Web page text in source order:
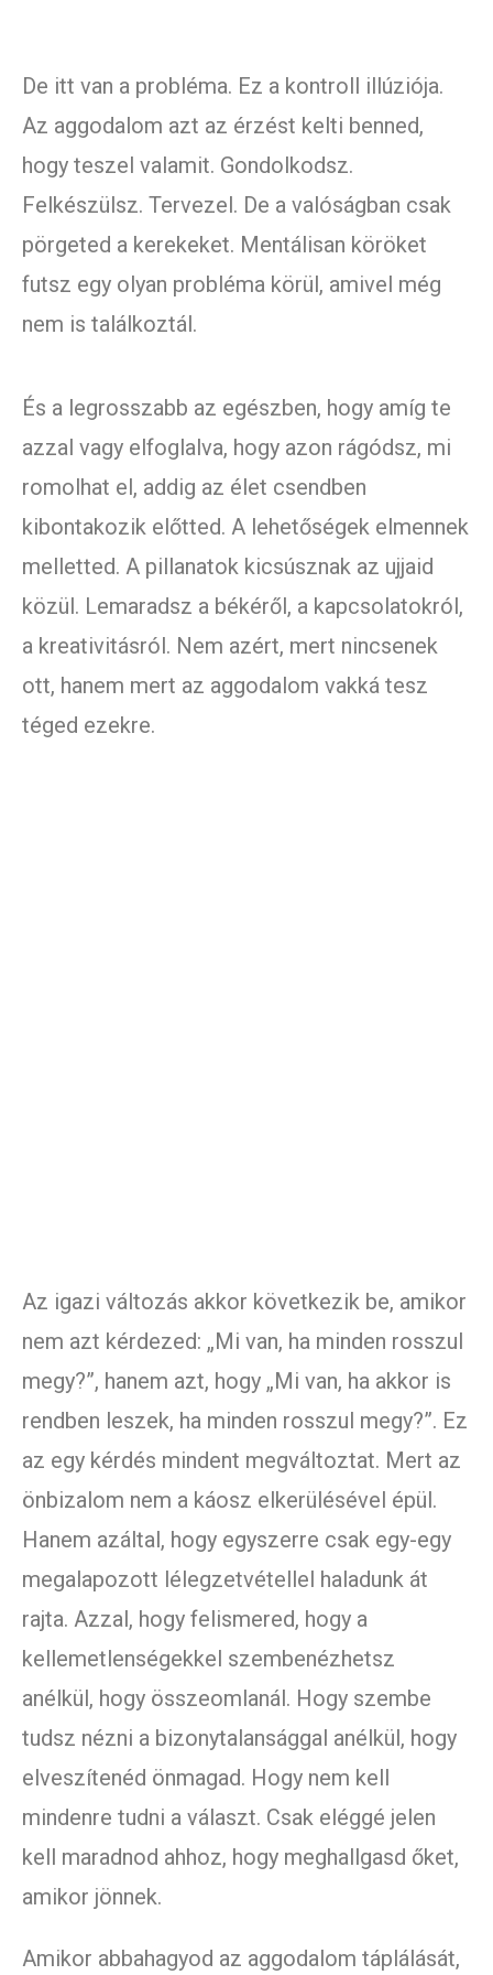
De itt van a probléma. Ez a kontroll illúziója.
Az aggodalom azt az érzést kelti benned,
hogy teszel valamit. Gondolkodsz.
Felkészülsz. Tervezel. De a valóságban csak
pörgeted a kerekeket. Mentálisan köröket
futsz egy olyan probléma körül, amivel még
nem is találkoztál.
És a legrosszabb az egészben, hogy amíg te
azzal vagy elfoglalva, hogy azon rágódsz, mi
romolhat el, addig az élet csendben
kibontakozik előtted. A lehetőségek elmennek
melletted. A pillanatok kicsúsznak az ujjaid
közül. Lemaradsz a békéről, a kapcsolatokról,
a kreativitásról. Nem azért, mert nincsenek
ott, hanem mert az aggodalom vakká tesz
téged ezekre.
Az igazi változás akkor következik be, amikor
nem azt kérdezed: „Mi van, ha minden rosszul
megy?”, hanem azt, hogy „Mi van, ha akkor is
rendben leszek, ha minden rosszul megy?”. Ez
az egy kérdés mindent megváltoztat. Mert az
önbizalom nem a káosz elkerülésével épül.
Hanem azáltal, hogy egyszerre csak egy-egy
megalapozott lélegzetvétellel haladunk át
rajta. Azzal, hogy felismered, hogy a
kellemetlenségekkel szembenézhetsz
anélkül, hogy összeomlanál. Hogy szembe
tudsz nézni a bizonytalansággal anélkül, hogy
elveszítenéd önmagad. Hogy nem kell
mindenre tudni a választ. Csak eléggé jelen
kell maradnod ahhoz, hogy meghallgasd őket,
amikor jönnek.
Amikor abbahagyod az aggodalom táplálását,